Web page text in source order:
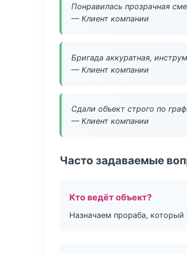
Понравилась прозрачная
— Клиент компании
Бригада аккуратная,
— Клиент компании
Сдали объект строго по
— Клиент компании
Часто задаваемые
Кто ведёт объект?
Назначаем прораба, который